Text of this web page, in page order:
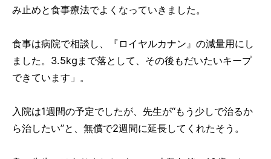
み止めと食事療法でよくなっていきました。
食事は病院で相談し、『ロイヤルカナン』の減量用にし
ました。3.5kgまで落として、その後もだいたいキープ
できています」。
入院は1週間の予定でしたが、先生が“もう少しで治るか
ら治したい”と、無償で2週間に延長してくれたそう。